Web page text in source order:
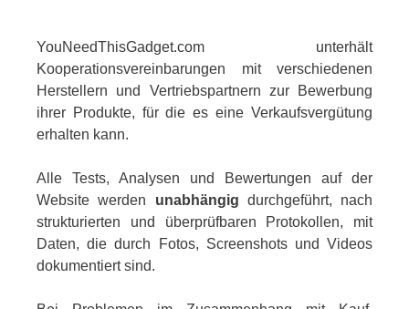
YouNeedThisGadget.com unterhält
Kooperationsvereinbarungen mit verschiedenen
Herstellern und Vertriebspartnern zur Bewerbung
ihrer Produkte, für die es eine Verkaufsvergütung
erhalten kann.
Alle Tests, Analysen und Bewertungen auf der
Website werden unabhängig durchgeführt, nach
strukturierten und überprüfbaren Protokollen, mit
Daten, die durch Fotos, Screenshots und Videos
dokumentiert sind.